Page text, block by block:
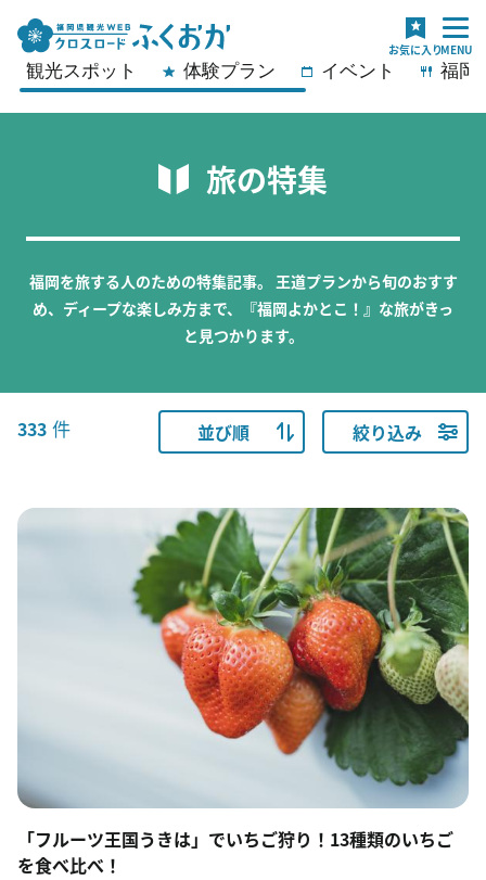
観光スポット 体験プラン イベント 福岡
旅の特集
福岡を旅する人のための特集記事。 王道プランから旬のおすす
め、ディープな楽しみ方まで、『福岡よかとこ！』な旅がきっ
と見つかります。
333 件 並び順 絞り込み
「フルーツ王国うきは」でいちご狩り！13種類のいちご
を食べ比べ！